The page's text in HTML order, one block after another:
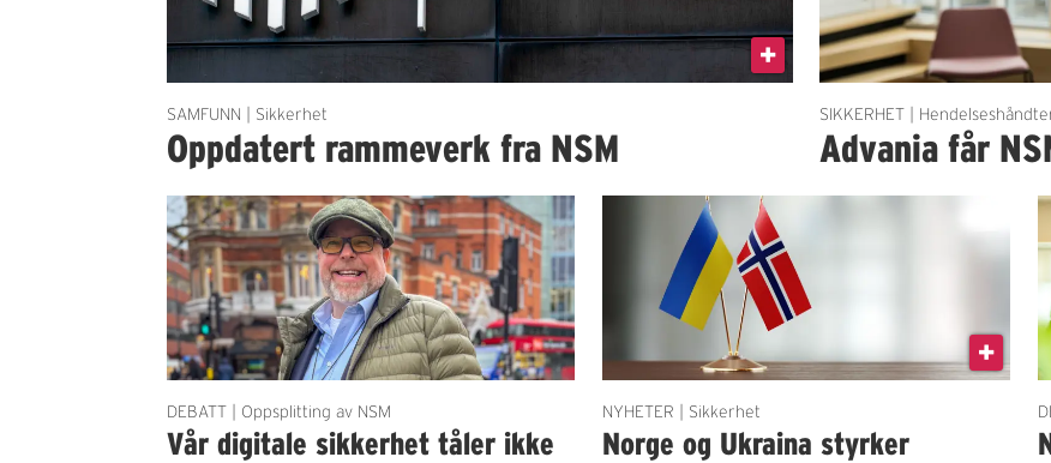
SAMFUNN | Sikkerhet
Oppdatert rammeverk fra NSM
SIKKERHET |
Advania får
DEBATT | Oppsplitting av NSM
Vår digitale sikkerhet tåler ikke
NYHETER | Sikkerhet
Norge og Ukraina styrker